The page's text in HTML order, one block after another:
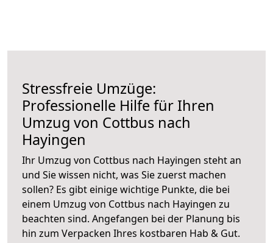
Stressfreie Umzüge:
Professionelle Hilfe für Ihren
Umzug von Cottbus nach
Hayingen
Ihr Umzug von Cottbus nach Hayingen steht an
und Sie wissen nicht, was Sie zuerst machen
sollen? Es gibt einige wichtige Punkte, die bei
einem Umzug von Cottbus nach Hayingen zu
beachten sind. Angefangen bei der Planung bis
hin zum Verpacken Ihres kostbaren Hab & Gut.